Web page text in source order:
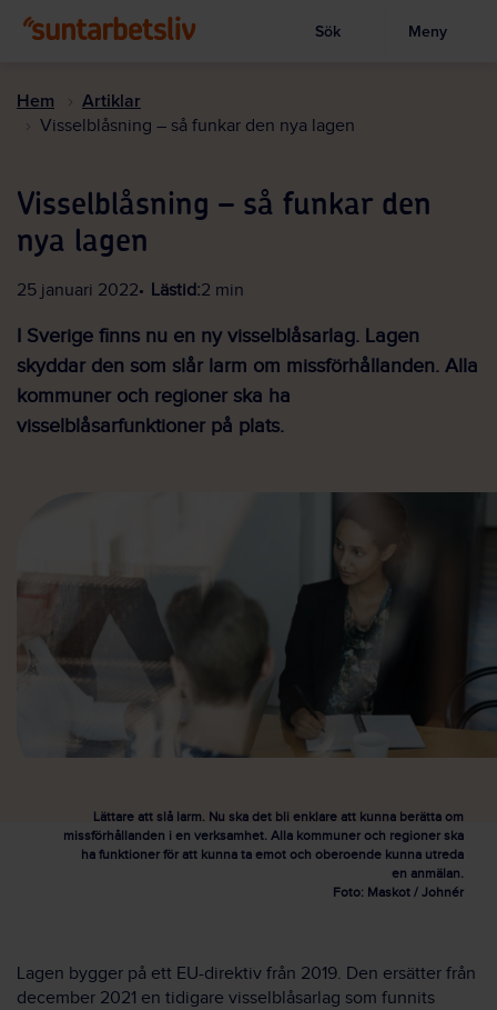
huvudinnehållet
Visa sökruta
Sök Meny
Hem Artiklar
Visselblåsning – så funkar den nya lagen
Visselblåsning – så funkar den
nya lagen
25 januari 2022 Lästid:2 min
I Sverige finns nu en ny visselblåsarlag. Lagen
skyddar den som slår larm om missförhållanden. Alla
kommuner och regioner ska ha
visselblåsarfunktioner på plats.
Lättare att slå larm. Nu ska det bli enklare att kunna berätta om
missförhållanden i en verksamhet. Alla kommuner och regioner ska
ha funktioner för att kunna ta emot och oberoende kunna utreda
en anmälan.
Foto: Maskot / Johnér
Lagen bygger på ett EU-direktiv från 2019. Den ersätter från
december 2021 en tidigare visselblåsarlag som funnits